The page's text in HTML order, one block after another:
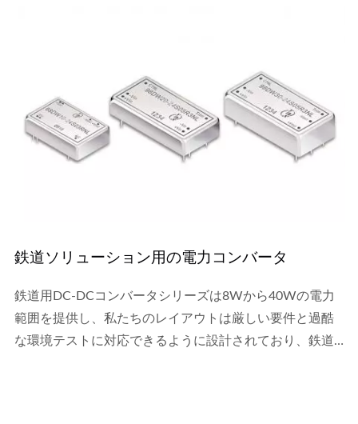
鉄道ソリューション用の電力コンバータ
鉄道用DC-DCコンバータシリーズは8Wから40Wの電力
範囲を提供し、私たちのレイアウトは厳しい要件と過酷
な環境テストに対応できるように設計されており、鉄道